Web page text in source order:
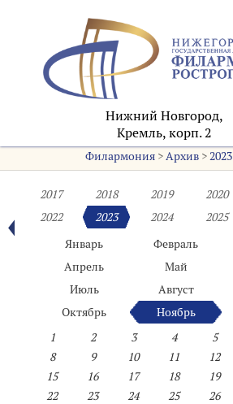
Нижний Новгород,
Кремль, корп. 2
Филармония >Архив >2023
2017 2018 2019 2020
2022
2023 2024 2025
Январь
Февраль
Апрель
Май
Июль
Август
Октябрь
Ноябрь
1
2 3 4 5
8
9 10 11 12
15
16 17 18 19
22
23 24 25 26